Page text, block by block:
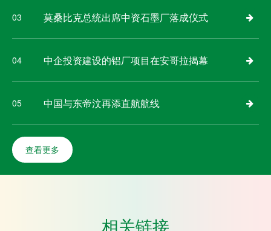
03 莫桑比克总统出席中资石墨厂落成仪式
04 中企投资建设的铝厂项目在安哥拉揭幕
05 中国与东帝汶再添直航航线
查看更多
相关链接